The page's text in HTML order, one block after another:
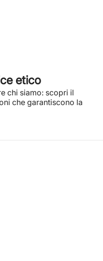
etico
chi siamo: scopri il
che garantiscono la